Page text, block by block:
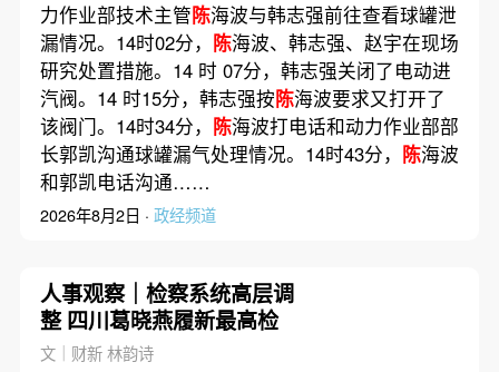
力作业部技术主管陈海波与韩志强前往查看球罐泄
漏情况。14时02分， 陈海波、韩志强、赵宇在现场
研究处置措施。14 时 07分，韩志强关闭了电动进
汽阀。14 时15分，韩志强按陈海波要求又打开了
该阀门。14时34分， 陈海波打电话和动力作业部部
长郭凯沟通球罐漏气处理情况。14时43分， 陈海波
和郭凯电话沟通……
2026年8月2日 · 政经频道
人事观察｜检察系统高层调
整 四川葛晓燕履新最高检
文｜财新 林韵诗